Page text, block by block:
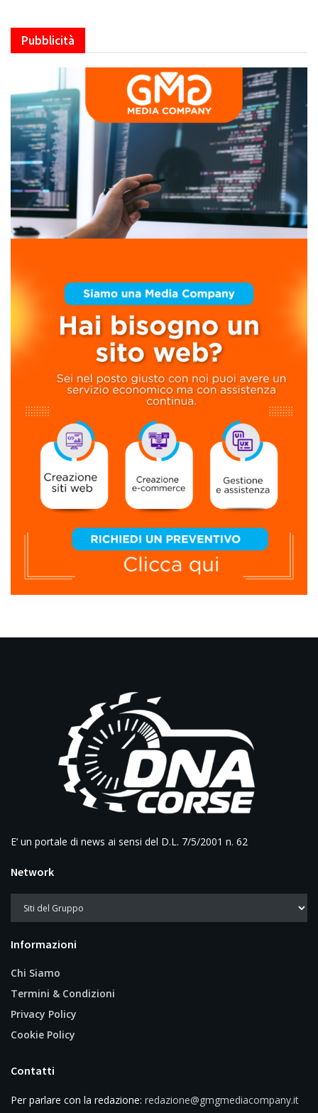
Pubblicità
E’ un portale di news ai sensi del D.L. 7/5/2001 n. 62
Network
Informazioni
Chi Siamo
Termini & Condizioni
Privacy Policy
Cookie Policy
Contatti
Per parlare con la redazione: redazione@gmgmediacompany.it